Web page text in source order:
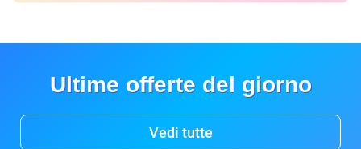
Ultime offerte del giorno
Vedi tutte